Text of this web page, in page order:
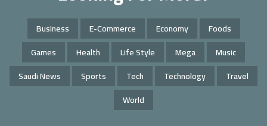
Business E-Commerce Economy
Foods
Games
Health Life Style Mega
Music
Saudi News
Sports Tech Technology
Travel
World